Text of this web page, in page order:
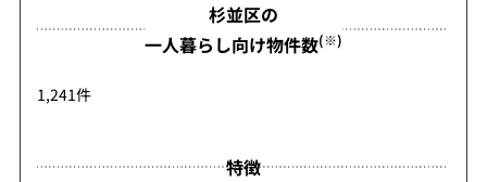
杉並区の
一人暮らし向け物件数(※)
1,241件
特徴